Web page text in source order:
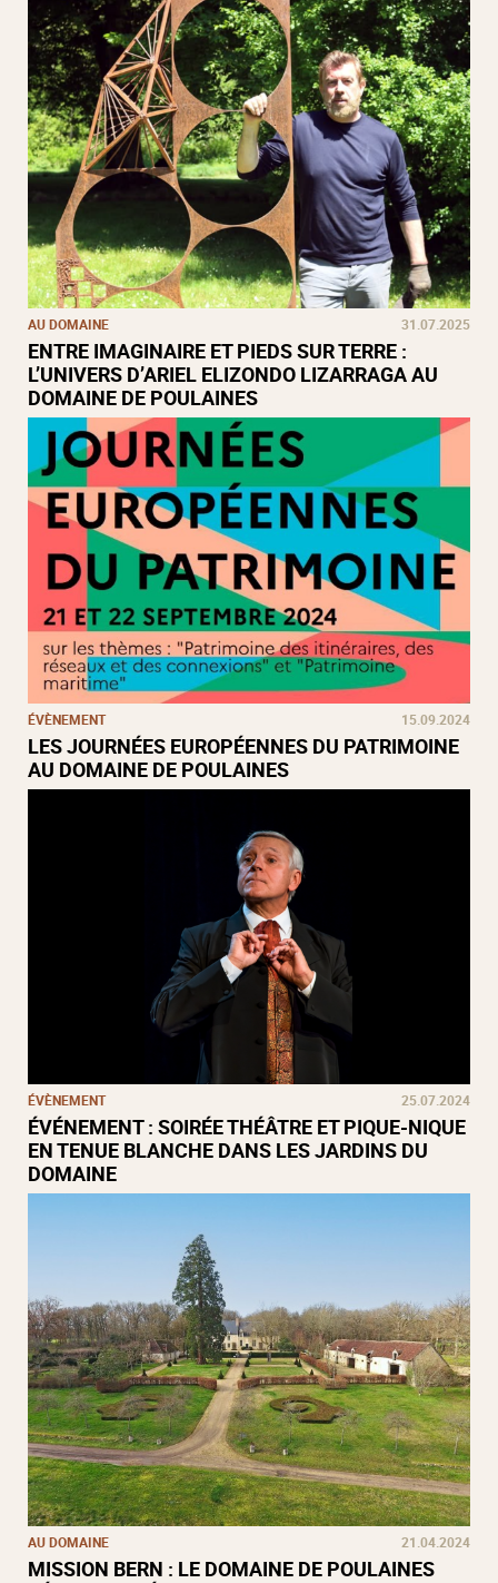
AU DOMAINE 31.07.2025
ENTRE IMAGINAIRE ET PIEDS SUR TERRE :
L’UNIVERS D’ARIEL ELIZONDO LIZARRAGA AU
DOMAINE DE POULAINES
ÉVÈNEMENT 15.09.2024
LES JOURNÉES EUROPÉENNES DU PATRIMOINE
AU DOMAINE DE POULAINES
ÉVÈNEMENT 25.07.2024
ÉVÉNEMENT : SOIRÉE THÉÂTRE ET PIQUE-NIQUE
EN TENUE BLANCHE DANS LES JARDINS DU
DOMAINE
AU DOMAINE 21.04.2024
MISSION BERN : LE DOMAINE DE POULAINES